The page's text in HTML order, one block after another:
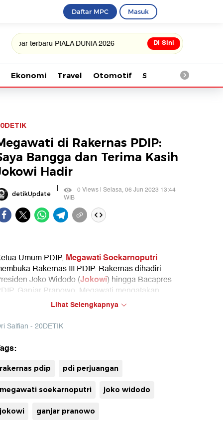
Daftar MPC Masuk
PIALA DUNIA 2026 Di Sini
Ekonomi Travel Otomotif Saintek
di Rakernas PDIP:
Bangga dan Terima Kasih
Hadir
detikUpdate |
0 Views | Selasa, 06 Jun 2023 13:44
WIB
Umum PDIP, Megawati Soekarnoputri
Rakernas III PDIP. Rakernas dihadiri
Joko Widodo (Jokowi) hingga Bacapres
Ganjar Pranowo. Megawati mengatakan
Rakernas untuk mengkonsolidasikan persiapan
Lihat Selengkapnya
Salfian - 20DETIK
rakernas pdip pdi perjuangan
megawati soekarnoputri joko widodo
jokowi ganjar pranowo